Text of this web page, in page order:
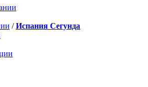
/Испания Сегунда